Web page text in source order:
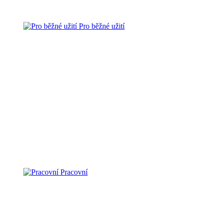
Pro běžné užití
Pracovní